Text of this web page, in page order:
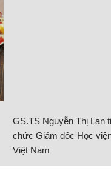
GS.TS Nguyễn Thị Lan
chức Giám đốc Học
Việt Nam